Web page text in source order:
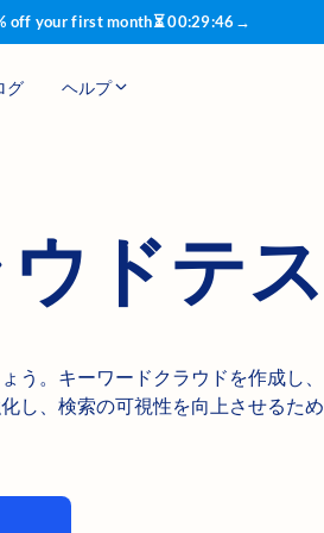
off your first month⏳00:29:45 →
グ ヘルプ
ドテ
う。キーワードクラウドを作成し、
し、検索の可視性を向上させるため